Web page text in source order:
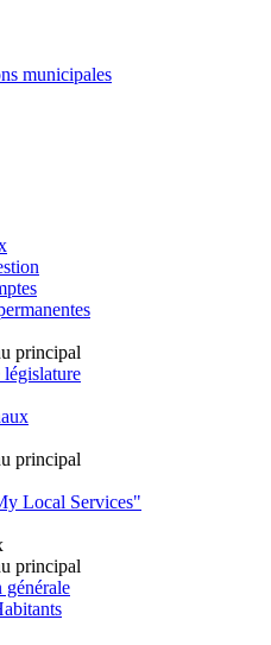
municipales
principal
législature
principal
Local Services"
principal